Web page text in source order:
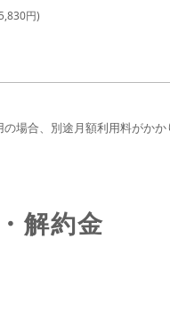
円)
場合、別途月額利用料がかか
解約金